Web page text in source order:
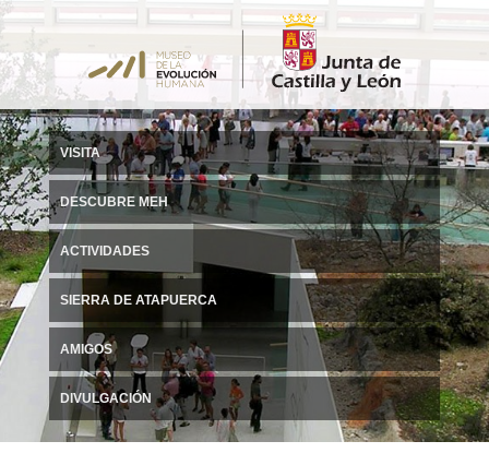
VISITA
DESCUBRE MEH
ACTIVIDADES
SIERRA DE ATAPUERCA
AMIGOS
DIVULGACIÓN